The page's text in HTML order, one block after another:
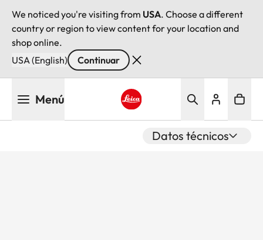
We noticed you're visiting from USA. Choose a different
country or region to view content for your location and
shop online.
USA (English)
Continuar
Menú
Datos técnicos